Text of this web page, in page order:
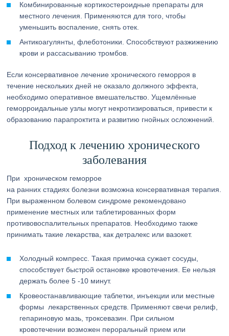
Комбинированные кортикостероидные препараты для
местного лечения. Применяются для того, чтобы
уменьшить воспаление, снять отек.
Антикоагулянты, флеботоники. Способствуют разжижению
крови и рассасыванию тромбов.
Если консервативное лечение хронического геморроя в
течение нескольких дней не оказало должного эффекта,
необходимо оперативное вмешательство. Ущемлённые
геморроидальные узлы могут некротизироваться, привести к
образованию парапроктита и развитию гнойных осложнений.
Подход к лечению хронического
заболевания
При хроническом геморрое
на ранних стадиях болезни возможна консервативная терапия.
При выраженном болевом синдроме рекомендовано
применение местных или таблетированных форм
противовоспалительных препаратов. Необходимо также
принимать такие лекарства, как детралекс или вазокет.
Холодный компресс. Такая примочка сужает сосуды,
способствует быстрой остановке кровотечения. Ее нельзя
держать более 5 -10 минут.
Кровеостанавливающие таблетки, инъекции или местные
формы лекарственных средств. Применяют свечи релиф,
гепариновую мазь, троксевазин. При сильном
кровотечении возможен пероральный прием или